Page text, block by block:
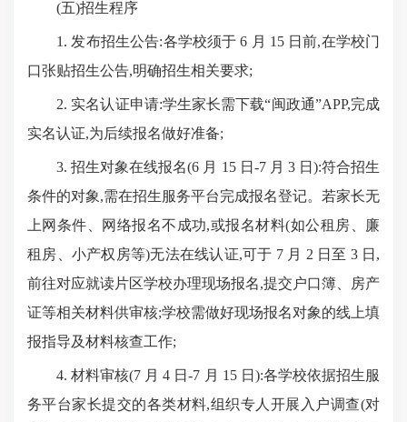
(五)招生程序
1. 发布招生公告:各学校须于 6 月 15 日前,在学校门
口张贴招生公告,明确招生相关要求;
2. 实名认证申请:学生家长需下载“闽政通”APP,完成
实名认证,为后续报名做好准备;
3. 招生对象在线报名(6 月 15 日-7 月 3 日):符合招生
条件的对象,需在招生服务平台完成报名登记。若家长无
上网条件、网络报名不成功,或报名材料(如公租房、廉
租房、小产权房等)无法在线认证,可于 7 月 2 日至 3 日,
前往对应就读片区学校办理现场报名,提交户口簿、房产
证等相关材料供审核;学校需做好现场报名对象的线上填
报指导及材料核查工作;
4. 材料审核(7 月 4 日-7 月 15 日):各学校依据招生服
务平台家长提交的各类材料,组织专人开展入户调查(对